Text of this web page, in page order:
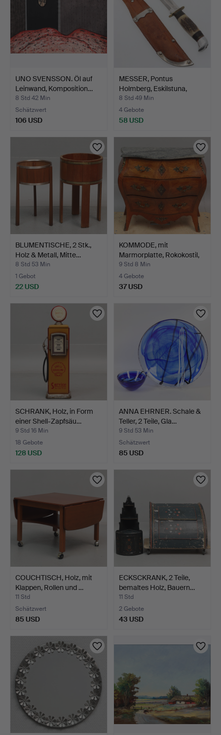
UNO SVENSSON. Öl auf
Leinwand, Komposition…
8 Std 42 Min
Schätzwert
106 USD
MESSER, Pontus
Holmberg, Eskilstuna,
Mitte…
8 Std 49 Min
4 Gebote
58 USD
BLUMENTISCHE, 2 Stk.,
Holz & Metall, Mitte…
8 Std 53 Min
1 Gebot
22 USD
KOMMODE, mit
Marmorplatte, Rokokostil,
Hal…
9 Std 8 Min
4 Gebote
37 USD
SCHRANK, Holz, in Form
einer Shell-Zapfsäu…
9 Std 16 Min
18 Gebote
128 USD
ANNA EHRNER. Schale &
Teller, 2 Teile, Gla…
9 Std 53 Min
Schätzwert
85 USD
COUCHTISCH, Holz, mit
Klappen, Rollen und …
11 Std
Schätzwert
85 USD
ECKSCKRANK, 2 Teile,
bemaltes Holz, Bauern…
11 Std
2 Gebote
43 USD